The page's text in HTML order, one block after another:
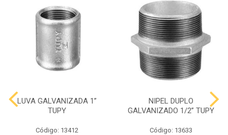
LUVA GALVANIZADA 1”
TUPY
Código: 13412
NIPEL DUPLO
GALVANIZADO 1/2” TUPY
Código: 13633